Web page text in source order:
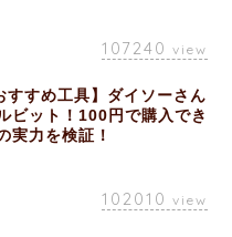
107240 view
すすめ工具】ダイソーさん
ビット！100円で購入でき
実力を検証！
102010 view